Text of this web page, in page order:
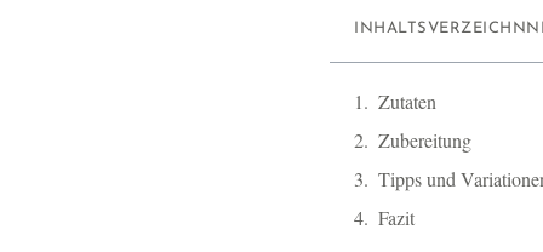
Zutaten
Zubereitung
Tipps und
Fazit